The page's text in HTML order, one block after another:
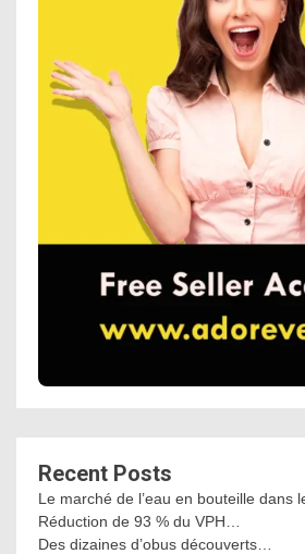
Recent Posts
Le marché de l’eau en bouteille dans
Réduction de 93 % du VPH…
Des dizaines d’obus découverts…